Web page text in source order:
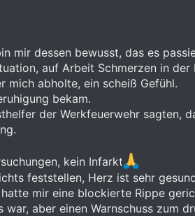
mir dessen bewusst, das es
auf Arbeit Schmerzen in der
mich abholte, ein scheiß Gefühl.
bekam.
der Werkfeuerwehr sagten,
kein Infarkt
feststellen, Herz ist sehr
mir eine blockierte Rippe
aber einen Warnschuss zum